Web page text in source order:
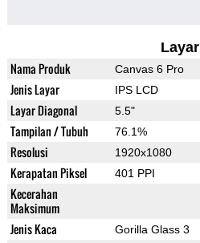
Layar
Nama Produk Canvas 6 Pro
Jenis Layar IPS LCD
Layar Diagonal 5.5"
Tampilan / Tubuh 76.1%
Resolusi 1920x1080
Kerapatan Piksel 401 PPI
Kecerahan
Maksimum
Jenis Kaca Gorilla Glass 3